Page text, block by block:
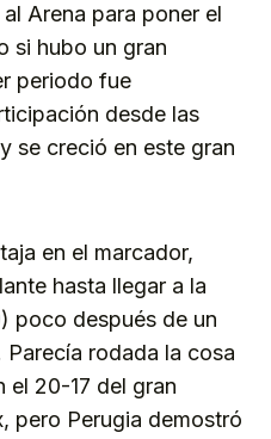
Arena para poner el
si hubo un gran
periodo fue
desde las
se creció en este gran
en el marcador,
hasta llegar a la
poco después de un
rodada la cosa
el 20-17 del gran
pero Perugia demostró